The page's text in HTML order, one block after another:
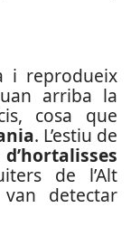
i reprodueix
arriba la
cosa que
. L’estiu de
de l’Alt
detectar